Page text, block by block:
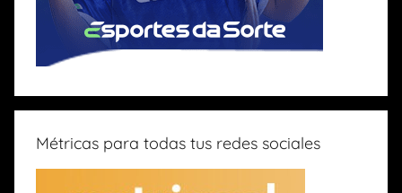
Métricas para todas tus redes sociales